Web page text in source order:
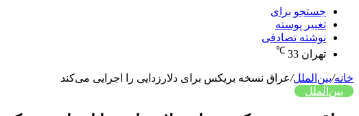
جستجو برای
تغییر پوسته
نوشته تصادفی
تهران 33
℃
خانه/بین‌الملل/عراق نسخه بریکس برای دلارزدایی را اجرایی می‌کند
بین‌الملل